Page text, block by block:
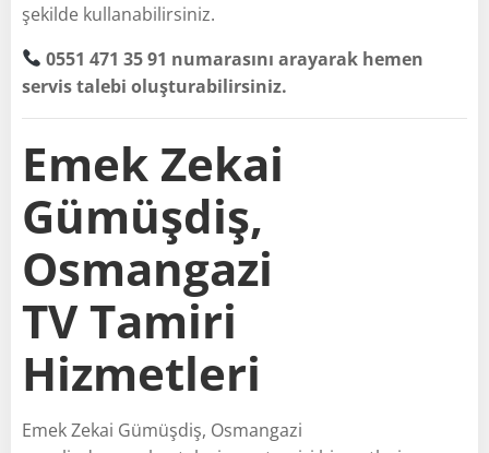
şekilde kullanabilirsiniz.
0551 471 35 91 numarasını arayarak hemen
servis talebi oluşturabilirsiniz.
Emek Zekai
Gümüşdiş,
Osmangazi
TV Tamiri
Hizmetleri
Emek Zekai Gümüşdiş, Osmangazi